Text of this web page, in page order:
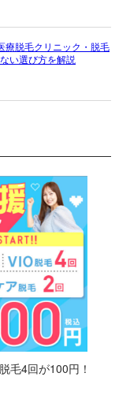
療脱毛クリニック・脱毛
い選び方を解説
毛4回が100円！